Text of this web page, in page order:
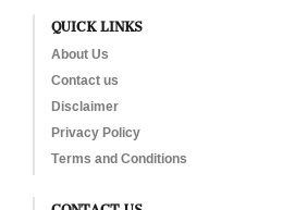
QUICK LINKS
About Us
Contact us
Disclaimer
Privacy Policy
Terms and Conditions